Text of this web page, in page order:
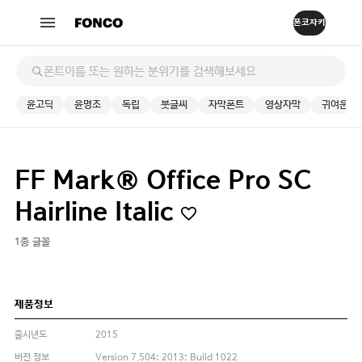
윤고딕 윤명조 독립 붓글씨 자막폰트 영상자막 귀여운
FF Mark® Office Pro SC
Hairline Italic
1종 글꼴
제품정보
출시년도
2015
버전 정보
Version 7.504; 2013; Build 1022